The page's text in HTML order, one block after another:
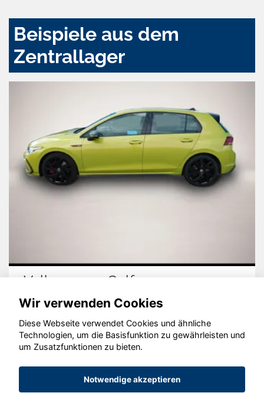
Beispiele aus dem
Zentrallager
Volkswagen Golf
© konjunkturmotor.de GmbH 2020 - 2026
Wir verwenden Cookies
Diese Webseite verwendet Cookies und ähnliche
Technologien, um die Basisfunktion zu gewährleisten und
um Zusatzfunktionen zu bieten.
Notwendige akzeptieren